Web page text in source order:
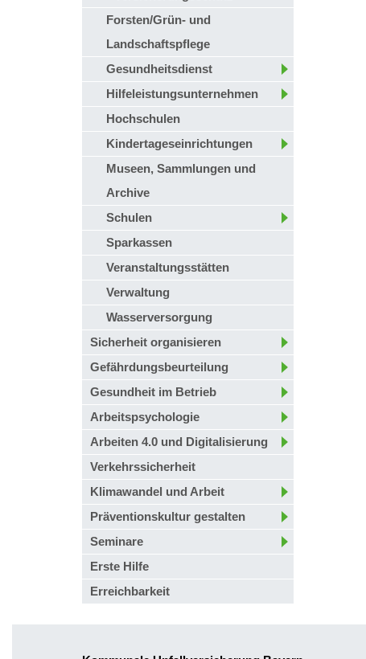
Forsten/Grün- und
Landschaftspflege
Gesundheitsdienst
Hilfeleistungsunternehmen
Hochschulen
Kindertageseinrichtungen
Museen, Sammlungen und
Archive
Schulen
Sparkassen
Veranstaltungsstätten
Verwaltung
Wasserversorgung
Sicherheit organisieren
Gefährdungsbeurteilung
Gesundheit im Betrieb
Arbeitspsychologie
Arbeiten 4.0 und Digitalisierung
Verkehrssicherheit
Klimawandel und Arbeit
Präventionskultur gestalten
Seminare
Erste Hilfe
Erreichbarkeit